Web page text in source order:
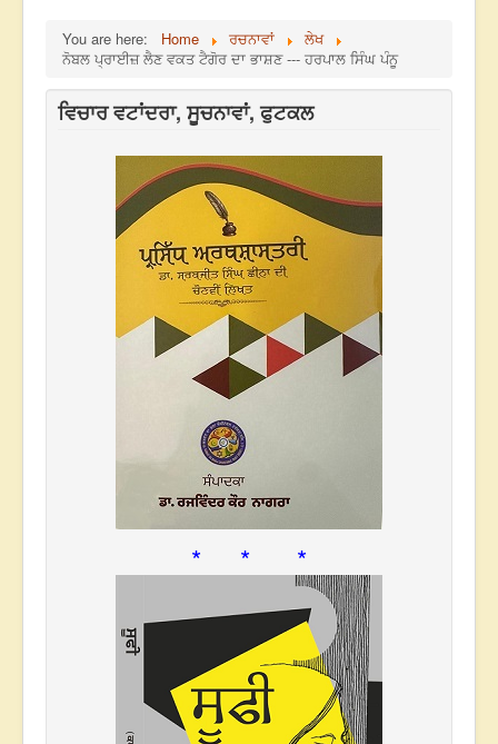
You are here: Home ਰਚਨਾਵਾਂ
ਲੇਖ
ਨੋਬਲ ਪ੍ਰਾਈਜ਼ ਲੈਣ ਵਕਤ ਟੈਗੋਰ ਦਾ ਭਾਸ਼ਣ --- ਹਰਪਾਲ ਸਿੰਘ ਪੰਨੂ
ਵਿਚਾਰ ਵਟਾਂਦਰਾ, ਸੂਚਨਾਵਾਂ, ਫੁਟਕਲ
* * *